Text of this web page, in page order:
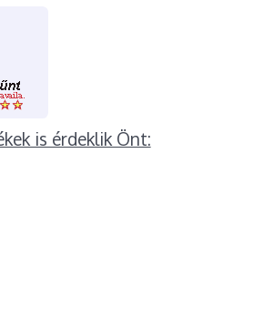
is érdeklik Önt: